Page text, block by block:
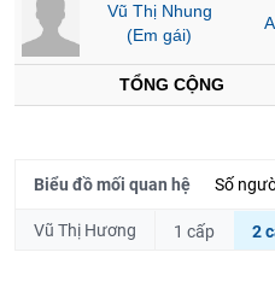
Tâm
lý
trường
Vũ Thị Nhung
(Em gái)
TỔNG CỘNG
Biểu đồ mối quan hệ Số
Vũ Thị Hương 1 cấp 2
DÙNG
YẾU